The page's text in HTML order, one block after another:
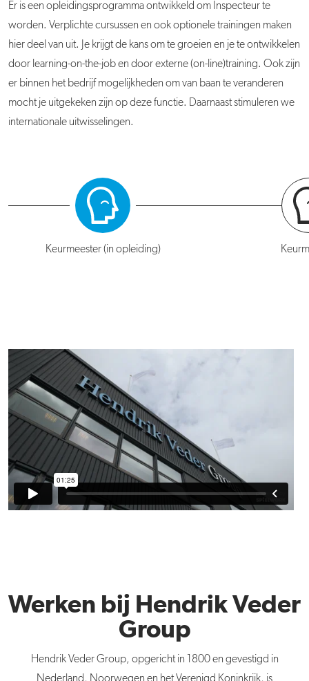
Er is een opleidingsprogramma ontwikkeld om Inspecteur te
worden. Verplichte cursussen en ook optionele trainingen maken
hier deel van uit. Je krijgt de kans om te groeien en je te ontwikkelen
door learning-on-the-job en door externe (on-line)training. Ook zijn
er binnen het bedrijf mogelijkheden om van baan te veranderen
mocht je uitgekeken zijn op deze functie. Daarnaast stimuleren we
internationale uitwisselingen.
Keurmeester (in opleiding)
Werken bij Hendrik Veder
Group
Hendrik Veder Group, opgericht in 1800 en gevestigd in